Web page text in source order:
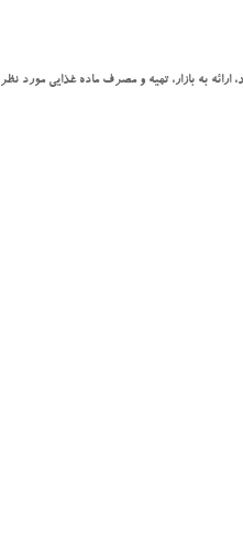
به بازار، تهيه و مصرف ماده غذايي مورد نظر